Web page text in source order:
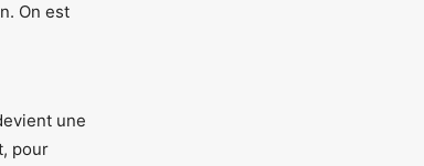
On est
une
pour